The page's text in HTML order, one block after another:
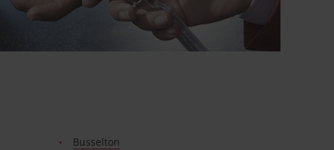
Busselton